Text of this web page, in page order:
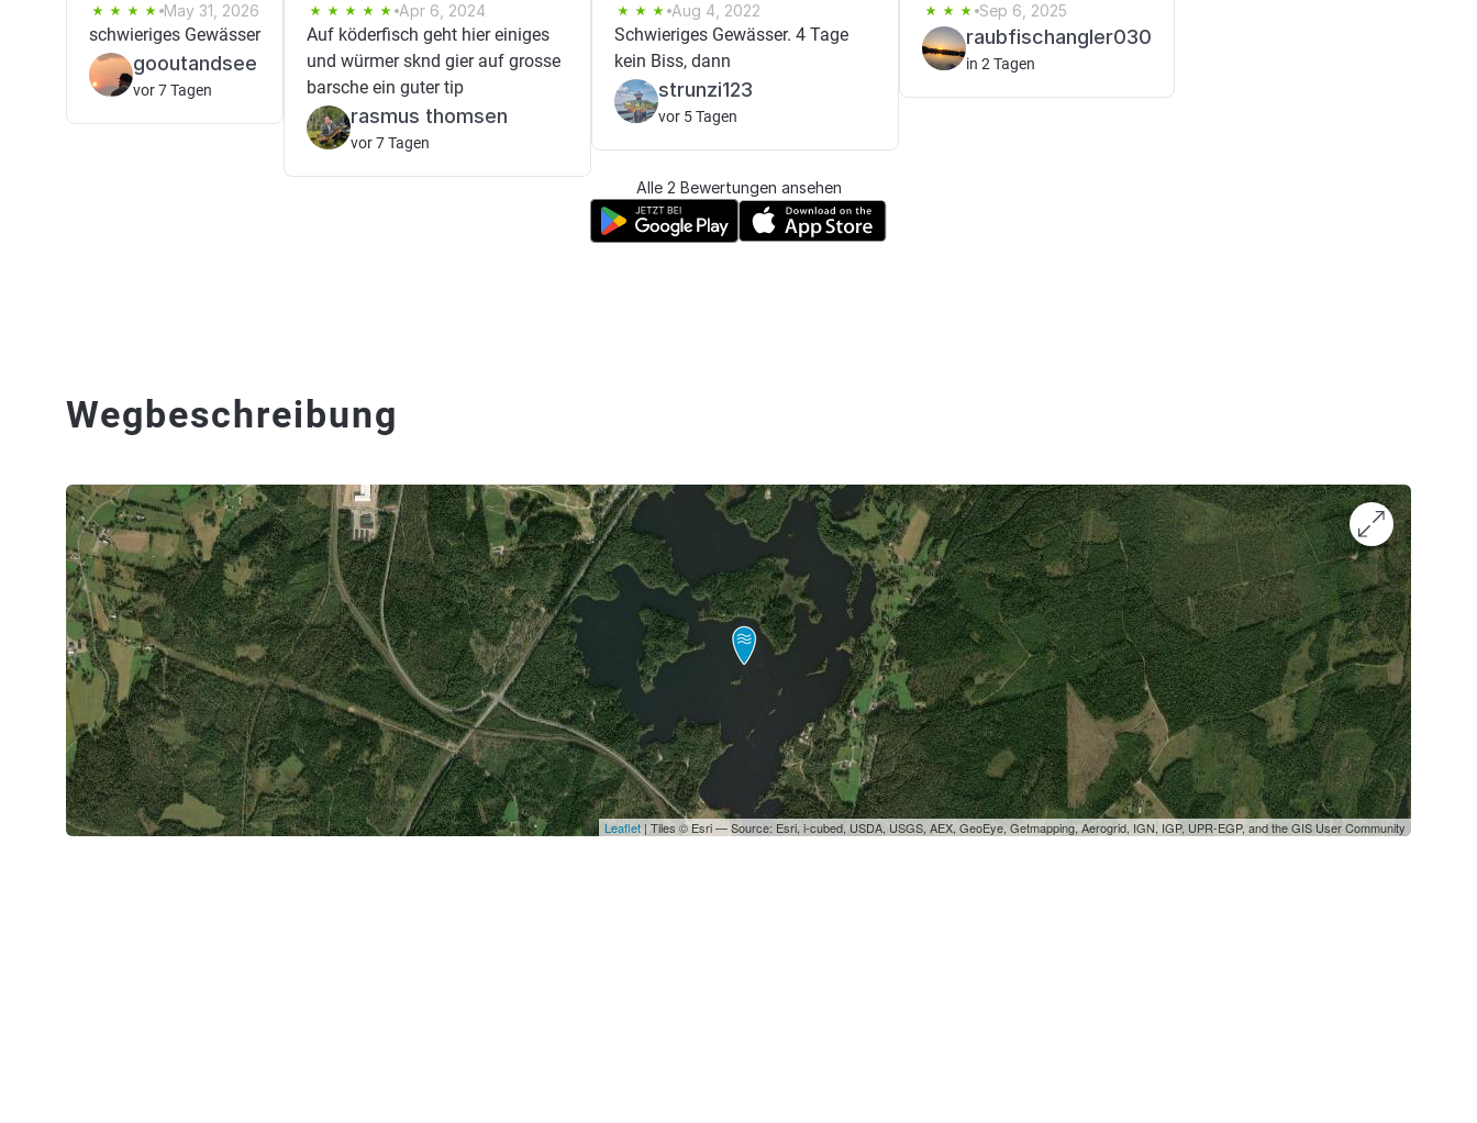
May 31, 2026
schwieriges Gewässer
gooutandsee
vor 7 Tagen
Apr 6, 2024
Auf köderfisch geht hier einiges
und würmer sknd gier auf grosse
barsche ein guter tip
rasmus thomsen
vor 7 Tagen
Aug 4, 2022
Schwieriges Gewässer. 4 Tage
kein Biss, dann
strunzi123
vor 5 Tagen
Sep 6, 2025
raubfischangler030
in 2 Tagen
Alle 2 Bewertungen ansehen
Wegbeschreibung
Leaflet | Tiles © Esri — Source: Esri, i-cubed, USDA, USGS, AEX, GeoEye, Getmapping, Aerogrid, IGN, IGP, UPR-EGP, and the GIS User Community